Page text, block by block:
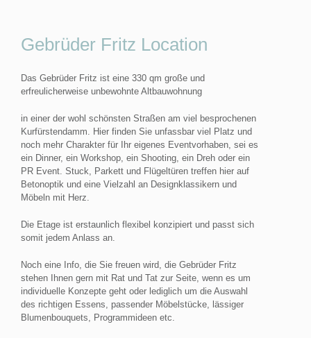
Gebrüder Fritz Location
Das Gebrüder Fritz ist eine 330 qm große und
erfreulicherweise unbewohnte Altbauwohnung
in einer der wohl schönsten Straßen am viel besprochenen
Kurfürstendamm. Hier finden Sie unfassbar viel Platz und
noch mehr Charakter für Ihr eigenes Eventvorhaben, sei es
ein Dinner, ein Workshop, ein Shooting, ein Dreh oder ein
PR Event. Stuck, Parkett und Flügeltüren treffen hier auf
Betonoptik und eine Vielzahl an Designklassikern und
Möbeln mit Herz.
Die Etage ist erstaunlich flexibel konzipiert und passt sich
somit jedem Anlass an.
Noch eine Info, die Sie freuen wird, die Gebrüder Fritz
stehen Ihnen gern mit Rat und Tat zur Seite, wenn es um
individuelle Konzepte geht oder lediglich um die Auswahl
des richtigen Essens, passender Möbelstücke, lässiger
Blumenbouquets, Programmideen etc.